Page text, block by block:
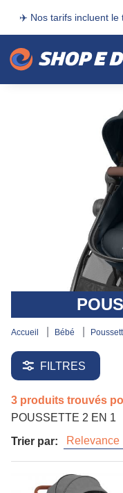
✈️ Nos tarifs incluent le
accueil bébé
FILTRES
3 produits trouvés
POUSSETTE 2 EN 1
Trier par: